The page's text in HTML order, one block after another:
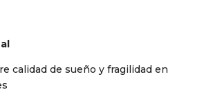
calidad de sueño y fragilidad en